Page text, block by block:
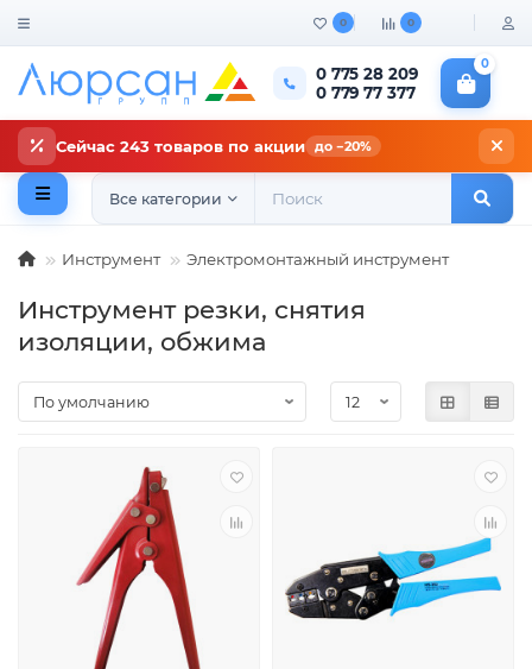
0 0
0 775 28 209
0 779 77 377
0
Сейчас 243 товаров по акции до −20%
Все категории
Инструмент Электромонтажный инструмент
Инструмент резки, снятия
изоляции, обжима